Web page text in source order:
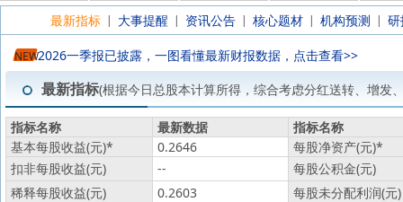
最新指标 | 大事提醒 | 资讯公告 | 核心题材 | 机构预测 |
NEW2026一季报已披露，一图看懂最新财报数据，点击查看>>
最新指标(根据今日总股本计算所得，综合考虑分红送转、增发
指标名称 最新数据
指标名称
基本每股收益(元)* 0.2646 每股净资产(元)*
扣非每股收益(元)
--
每股公积金(元)
稀释每股收益(元)
0.2603
每股未分配利润(元)